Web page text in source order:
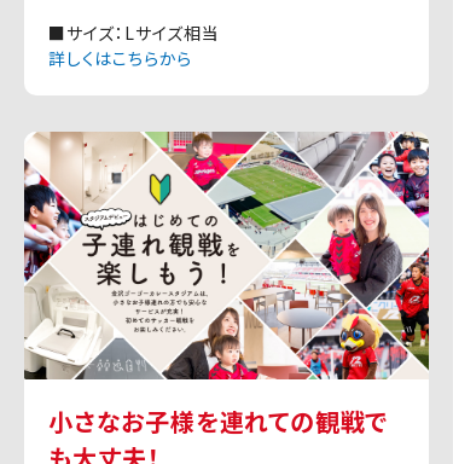
■サイズ：Lサイズ相当
詳しくはこちらから
小さなお子様を連れての観戦で
も大丈夫！